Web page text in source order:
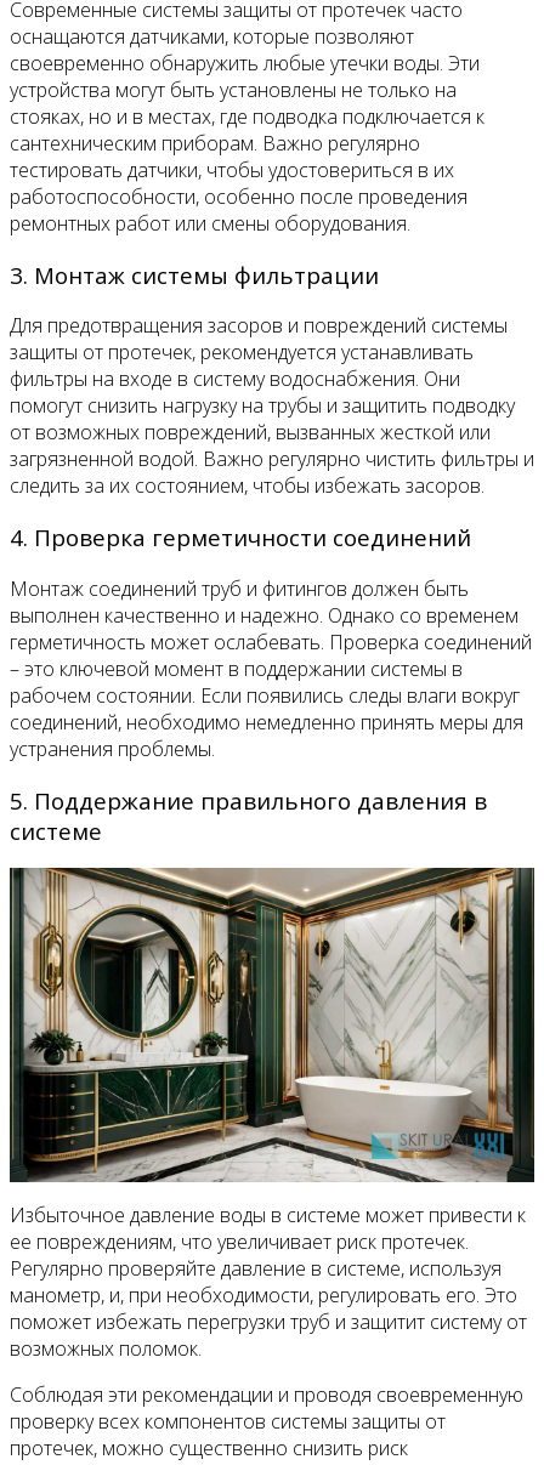
Современные системы защиты от протечек часто
оснащаются датчиками, которые позволяют
своевременно обнаружить любые утечки воды. Эти
устройства могут быть установлены не только на
стояках, но и в местах, где подводка подключается к
сантехническим приборам. Важно регулярно
тестировать датчики, чтобы удостовериться в их
работоспособности, особенно после проведения
ремонтных работ или смены оборудования.
3. Монтаж системы фильтрации
Для предотвращения засоров и повреждений системы
защиты от протечек, рекомендуется устанавливать
фильтры на входе в систему водоснабжения. Они
помогут снизить нагрузку на трубы и защитить подводку
от возможных повреждений, вызванных жесткой или
загрязненной водой. Важно регулярно чистить фильтры и
следить за их состоянием, чтобы избежать засоров.
4. Проверка герметичности соединений
Монтаж соединений труб и фитингов должен быть
выполнен качественно и надежно. Однако со временем
герметичность может ослабевать. Проверка соединений
– это ключевой момент в поддержании системы в
рабочем состоянии. Если появились следы влаги вокруг
соединений, необходимо немедленно принять меры для
устранения проблемы.
5. Поддержание правильного давления в
системе
Избыточное давление воды в системе может привести к
ее повреждениям, что увеличивает риск протечек.
Регулярно проверяйте давление в системе, используя
манометр, и, при необходимости, регулировать его. Это
поможет избежать перегрузки труб и защитит систему от
возможных поломок.
Соблюдая эти рекомендации и проводя своевременную
проверку всех компонентов системы защиты от
протечек, можно существенно снизить риск